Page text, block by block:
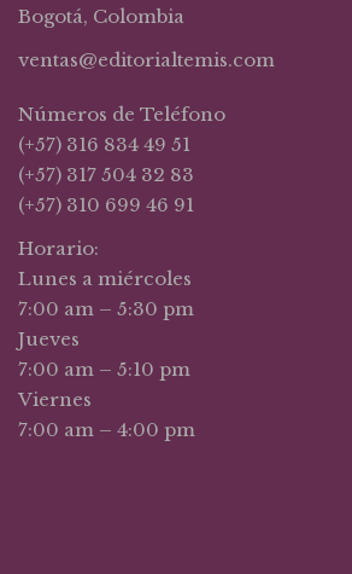
Bogotá, Colombia
ventas@editorialtemis.com
Números de Teléfono
(+57) 316 834 49 51
(+57) 317 504 32 83
(+57) 310 699 46 91
Horario:
Lunes a miércoles
7:00 am – 5:30 pm
Jueves
7:00 am – 5:10 pm
Viernes
7:00 am – 4:00 pm